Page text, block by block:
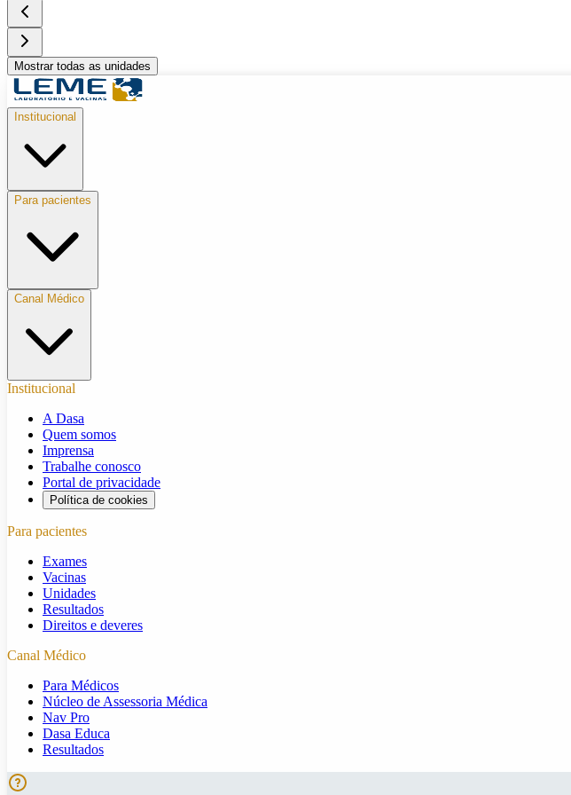
Mostrar todas as unidades
Institucional
Para pacientes
Canal Médico
Institucional
A Dasa
Quem somos
Imprensa
Trabalhe conosco
Portal de privacidade
Política de cookies
Para pacientes
Exames
Vacinas
Unidades
Resultados
Direitos e deveres
Canal Médico
Para Médicos
Núcleo de Assessoria Médica
Nav Pro
Dasa Educa
Resultados